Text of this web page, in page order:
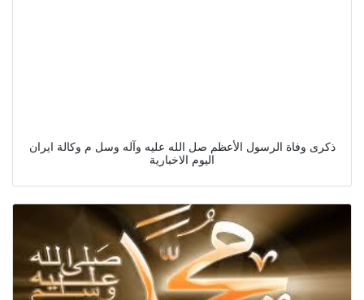
ذكرى وفاة الرسول الأعظم صل الله عليه وآله وسل م وكالة ايران
اليوم الاخبارية